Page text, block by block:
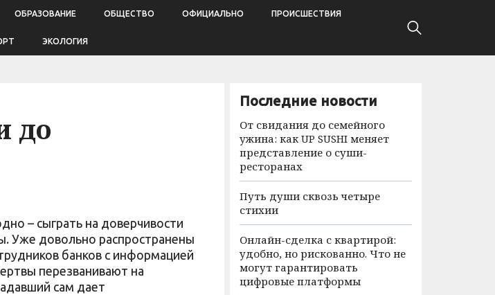
ОБРАЗОВАНИЕ ОБЩЕСТВО ОФИЦИАЛЬНО ПРОИСШЕСТВИЯ
ЭКОЛОГИЯ
до
– сыграть на доверчивости
Уже довольно распространены
банков с информацией
перезванивают на
сам дает
Последние новости
От свидания до семейного
ужина: как UP SUSHI меняет
представление о суши-
ресторанах
Путь души сквозь четыре
стихии
Онлайн-сделка с квартирой:
удобно, но рискованно. Что не
могут гарантировать
цифровые платформы